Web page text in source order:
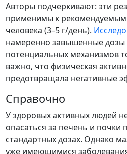
Авторы подчеркивают: эти
применимы к рекомендуемым
человека (3–5 г/день).
намеренно завышенные дозы
потенциальных механизмов
важно, что физическая
предотвращала негативные
Справочно
У здоровых активных людей
опасаться за печень и почки
стандартных дозах. Однако
уже имеющимися